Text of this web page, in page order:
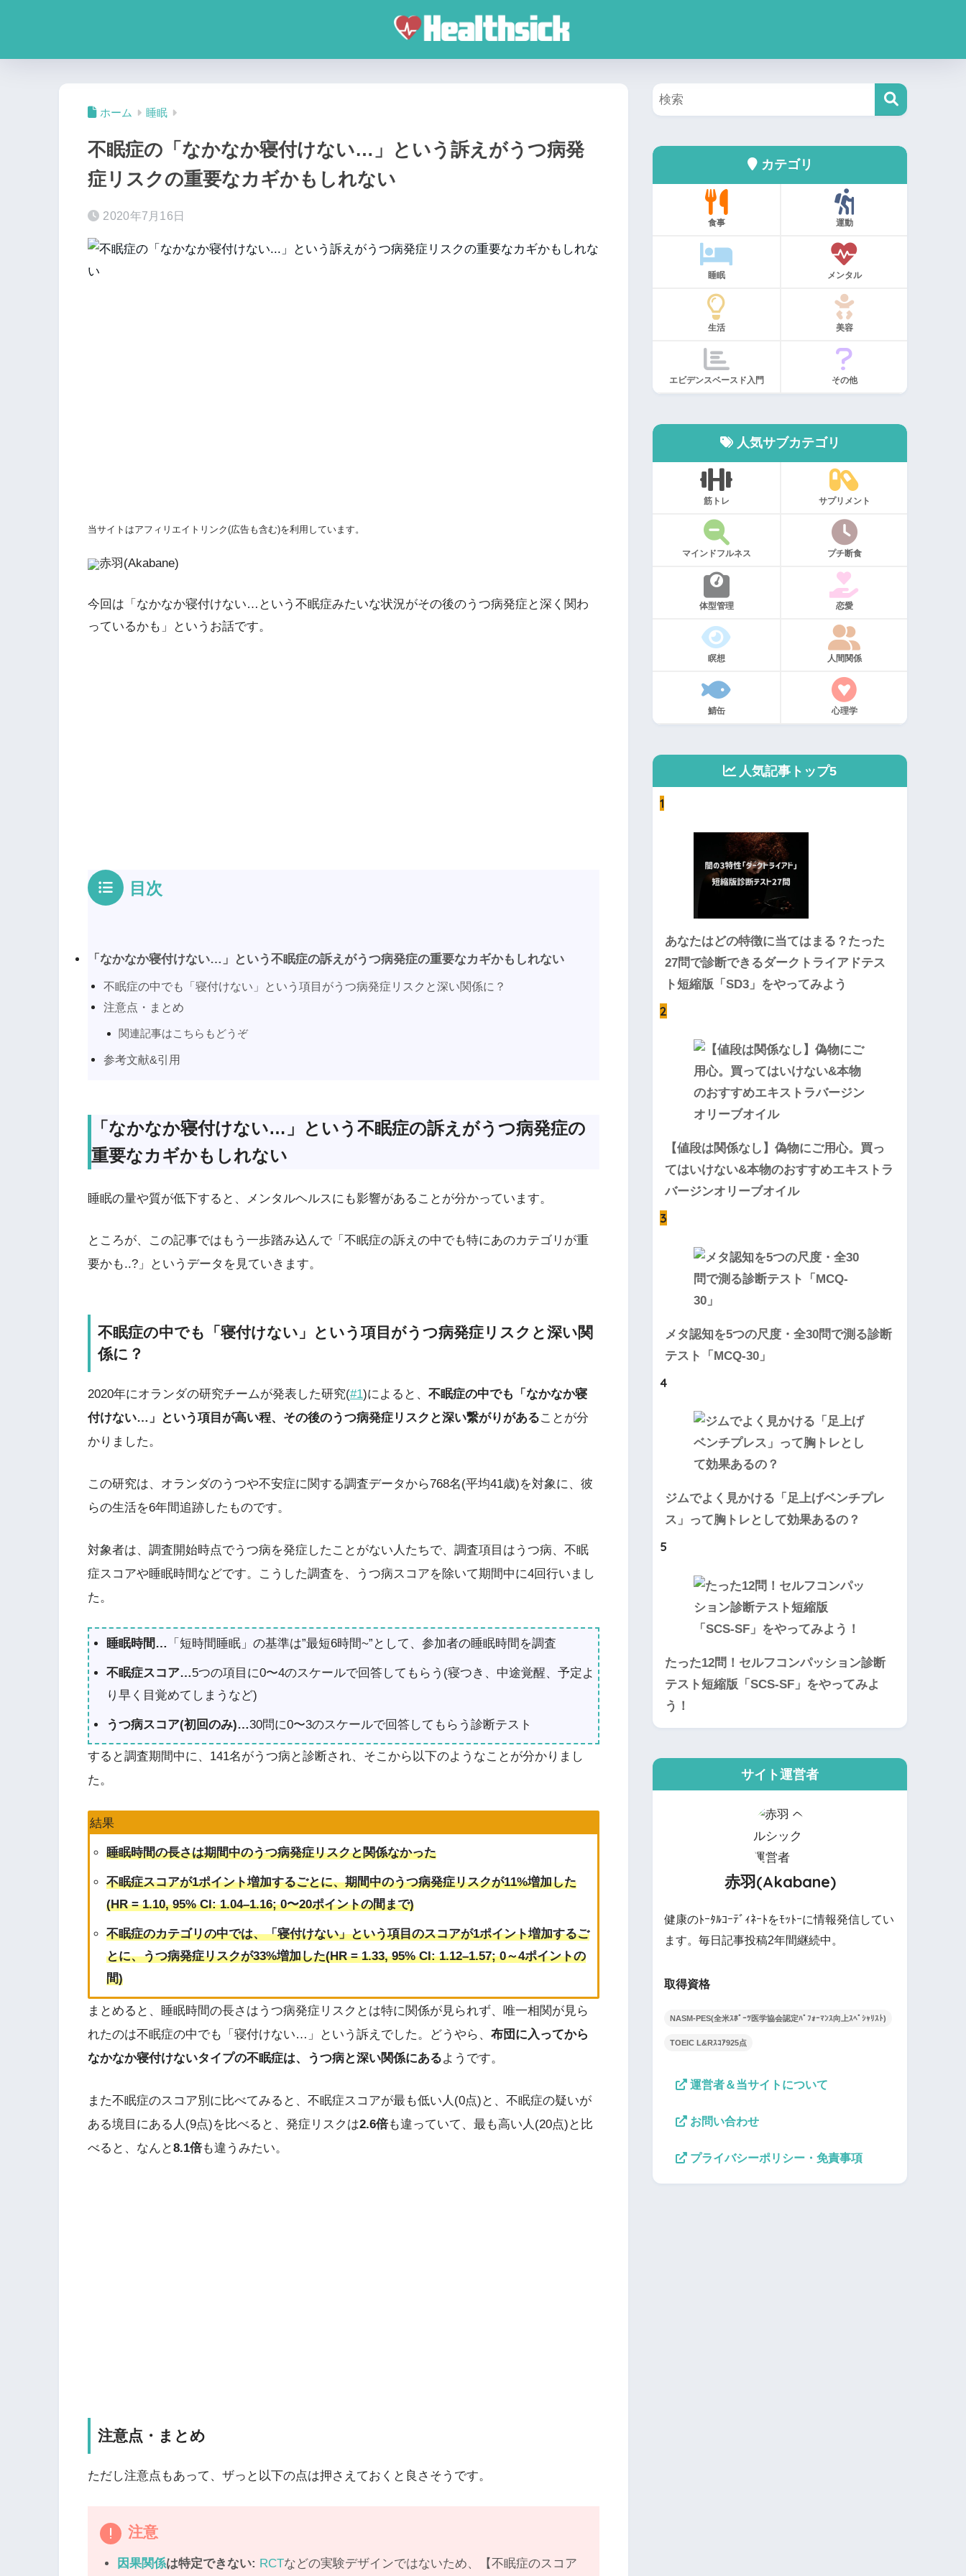
ホーム 睡眠
不眠症の「なかなか寝付けない…」という訴えがうつ病発
症リスクの重要なカギかもしれない
2020年7月16日
当サイトはアフィリエイトリンク(広告も含む)を利用しています。
赤羽(Akabane)
今回は「なかなか寝付けない…という不眠症みたいな状況がその後のうつ病発症と深く関わ
っているかも」というお話です。
目次
「なかなか寝付けない…」という不眠症の訴えがうつ病発症の重要なカギかもしれない
不眠症の中でも「寝付けない」という項目がうつ病発症リスクと深い関係に？
注意点・まとめ
関連記事はこちらもどうぞ
参考文献&引用
「なかなか寝付けない…」という不眠症の訴えがうつ病発症の
重要なカギかもしれない
睡眠の量や質が低下すると、メンタルヘルスにも影響があることが分かっています。
ところが、この記事ではもう一歩踏み込んで「不眠症の訴えの中でも特にあのカテゴリが重
要かも..?」というデータを見ていきます。
不眠症の中でも「寝付けない」という項目がうつ病発症リスクと深い関
係に？
2020年にオランダの研究チームが発表した研究(#1)によると、 不眠症の中でも「なかなか寝
付けない…」という項目が高い程、その後のうつ病発症リスクと深い繋がりがあることが分
かりました。
この研究は、オランダのうつや不安症に関する調査データから768名(平均41歳)を対象に、彼
らの生活を6年間追跡したものです。
対象者は、調査開始時点でうつ病を発症したことがない人たちで、調査項目はうつ病、不眠
症スコアや睡眠時間などです。こうした調査を、うつ病スコアを除いて期間中に4回行いまし
た。
睡眠時間… 「短時間睡眠」の基準は”最短6時間~”として、参加者の睡眠時間を調査
不眠症スコア…5つの項目に0〜4のスケールで回答してもらう(寝つき、中途覚醒、予定よ
り早く目覚めてしまうなど)
うつ病スコア(初回のみ)…30問に0〜3のスケールで回答してもらう診断テスト
すると調査期間中に、141名がうつ病と診断され、そこから以下のようなことが分かりまし
た。
結果
睡眠時間の長さは期間中のうつ病発症リスクと関係なかった
不眠症スコアが1ポイント増加するごとに、期間中のうつ病発症リスクが11%増加した
(HR = 1.10, 95% CI: 1.04–1.16; 0〜20ポイントの間まで)
不眠症のカテゴリの中では、「寝付けない」という項目のスコアが1ポイント増加するご
とに、うつ病発症リスクが33%増加した(HR = 1.33, 95% CI: 1.12–1.57; 0～4ポイントの
間)
まとめると、睡眠時間の長さはうつ病発症リスクとは特に関係が見られず、唯一相関が見ら
れたのは不眠症の中でも「寝付けない…」という訴えでした。どうやら、 布団に入ってから
なかなか寝付けないタイプの不眠症は、うつ病と深い関係にあるようです。
また不眠症のスコア別に比べてみると、不眠症スコアが最も低い人(0点)と、不眠症の疑いが
ある境目にある人(9点)を比べると、発症リスクは2.6倍も違っていて、最も高い人(20点)と比
べると、なんと8.1倍も違うみたい。
注意点・まとめ
ただし注意点もあって、ザっと以下の点は押さえておくと良さそうです。
注意
因果関係は特定できない: RCTなどの実験デザインではないため、【不眠症のスコア
カテゴリ
食事 運動
睡眠 メンタル
生活 美容
エビデンスベースド入門 その他
人気サブカテゴリ
筋トレ サプリメント
マインドフルネス プチ断食
体型管理 恋愛
瞑想 人間関係
鯖缶 心理学
人気記事トップ5
1
あなたはどの特徴に当てはまる？たった
27問で診断できるダークトライアドテス
ト短縮版「SD3」をやってみよう
2
【値段は関係なし】偽物にご用心。買っ
てはいけない&本物のおすすめエキストラ
バージンオリーブオイル
3
メタ認知を5つの尺度・全30問で測る診断
テスト「MCQ-30」
4
ジムでよく見かける「足上げベンチプレ
ス」って胸トレとして効果あるの？
5
たった12問！セルフコンパッション診断
テスト短縮版「SCS-SF」をやってみよ
う！
サイト運営者
赤羽(Akabane)
健康のﾄｰﾀﾙｺｰﾃﾞｨﾈｰﾄをﾓｯﾄｰに情報発信してい
ます。毎日記事投稿2年間継続中。
取得資格
NASM-PES(全米ｽﾎﾟｰﾂ医学協会認定ﾊﾟﾌｫｰﾏﾝｽ向上ｽﾍﾟｼｬﾘｽﾄ)
TOEIC L&Rｽｺｱ925点
運営者＆当サイトについて
お問い合わせ
プライバシーポリシー・免責事項